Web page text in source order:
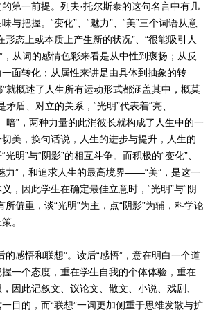
第一前提。列夫·托尔斯泰的这句名言中有几
与把握。“变化”、“魅力”、“美”三个词语从意
形态上或本质上产生新的状况”、“很能吸引人
，从词的感情色彩来看是从中性到褒扬；从反
面转化；从属性来讲是由具体到抽象的转
”就概述了人生所有运动形式都涵盖其中，概莫
矛盾、对立的关系，“光明”代表着“亮、
暗”，两种力量的此消彼长就构成了人生中的一
美，换句话说，人生的进步与提升，人生的
明”与“阴影”的相互斗争。而积极的“变化”、
力”，和追求人生的最高境界——“美”，是这一
，因此学生在确定最佳立意时，“光明”与“阴
所偏重，谈“光明”为主，点“阴影”为辅，科学论
。
的感悟和联想”。读后“感悟”，意在明白一个道
一个态度，重在学生自我的个体体验，重在
因此记叙文、议论文、散文、小说、戏剧、
目的，而“联想”一词更加侧重于思维发散与扩